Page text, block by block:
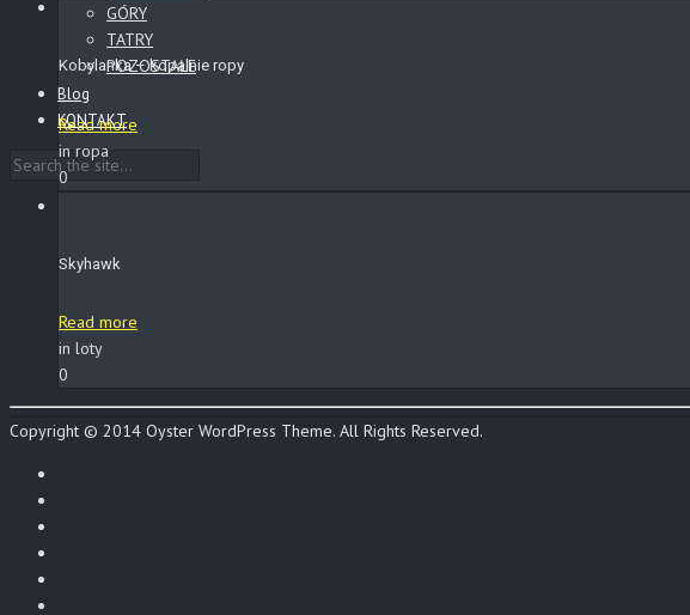
GÓRY
TATRY
POZOSTAŁE
Blog
KONTAKT
Kobylanka – kopalnie ropy
Read more
in ropa
0
Skyhawk
Read more
in loty
0
Copyright © 2014 Oyster WordPress Theme. All Rights Reserved.